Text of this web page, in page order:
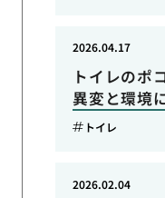
トイレのポ
異変と環境
2026.04.17
トイレ
2026.02.04